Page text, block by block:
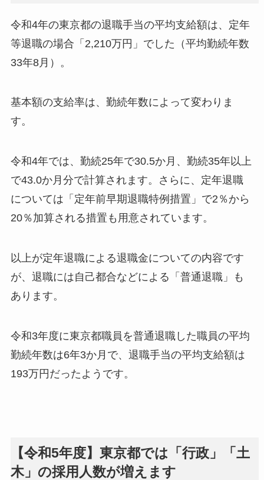
令和4年の東京都の退職手当の平均支給額は、定年
等退職の場合「2,210万円」でした（平均勤続年数
33年8月）。
基本額の支給率は、勤続年数によって変わりま
す。
令和4年では、勤続25年で30.5か月、勤続35年以上
で43.0か月分で計算されます。さらに、定年退職
については「定年前早期退職特例措置」で2％から
20％加算される措置も用意されています。
以上が定年退職による退職金についての内容です
が、退職には自己都合などによる「普通退職」も
あります。
令和3年度に東京都職員を普通退職した職員の平均
勤続年数は6年3か月で、退職手当の平均支給額は
193万円だったようです。
【令和5年度】東京都では「行政」「土
木」の採用人数が増えます